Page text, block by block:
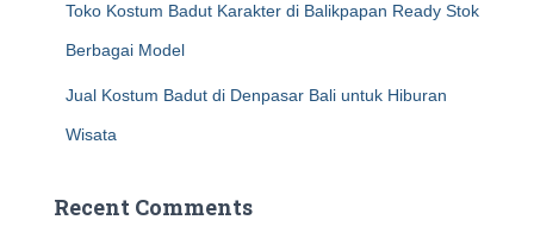
Toko Kostum Badut Karakter di Balikpapan Ready Stok
Berbagai Model
Jual Kostum Badut di Denpasar Bali untuk Hiburan
Wisata
Recent Comments